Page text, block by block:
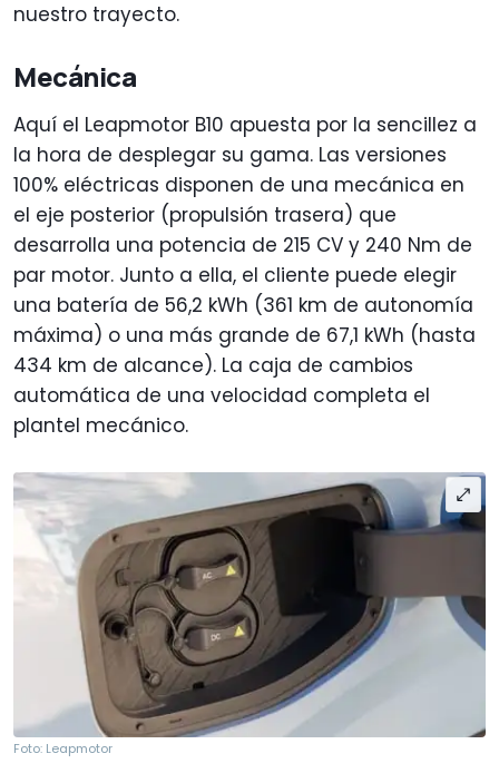
nuestro trayecto.
Mecánica
Aquí el Leapmotor B10 apuesta por la sencillez a
la hora de desplegar su gama. Las versiones
100% eléctricas disponen de una mecánica en
el eje posterior (propulsión trasera) que
desarrolla una potencia de 215 CV y 240 Nm de
par motor. Junto a ella, el cliente puede elegir
una batería de 56,2 kWh (361 km de autonomía
máxima) o una más grande de 67,1 kWh (hasta
434 km de alcance). La caja de cambios
automática de una velocidad completa el
plantel mecánico.
Foto: Leapmotor